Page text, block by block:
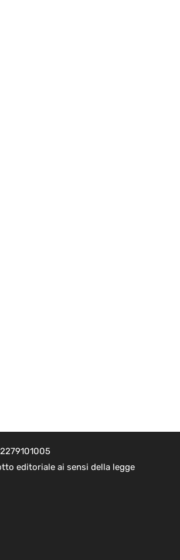
editoriale ai sensi della legge